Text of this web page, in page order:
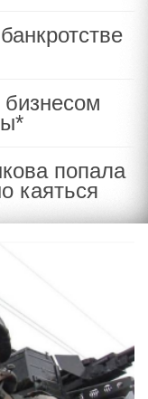
попала
каяться